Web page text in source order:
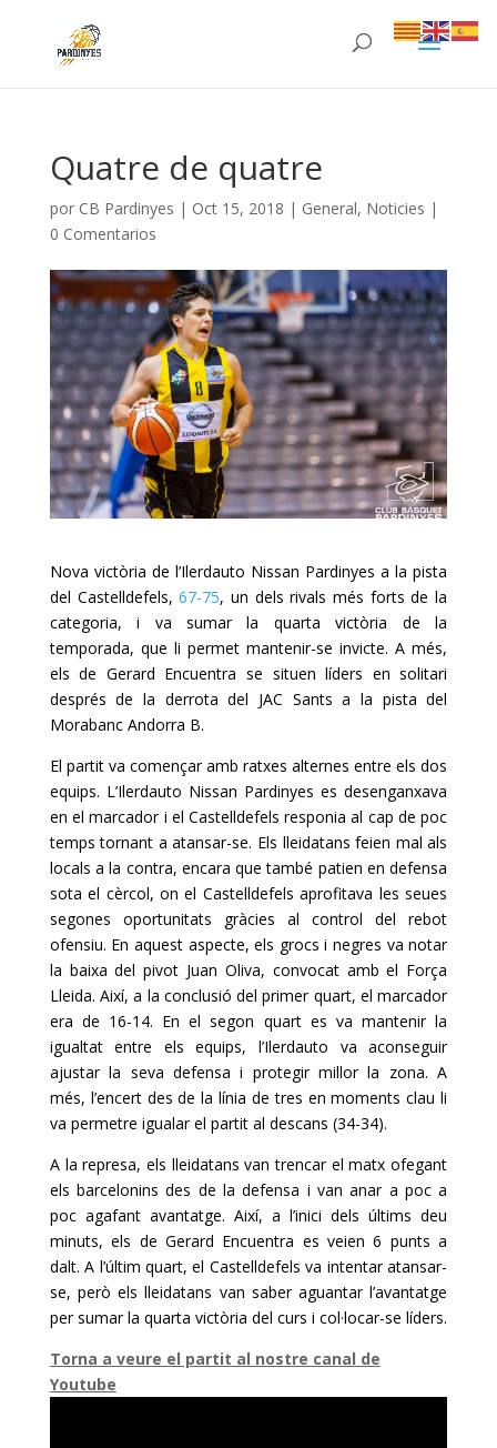
Quatre de quatre
por CB Pardinyes | Oct 15, 2018 | General, Noticies |
0 Comentarios
Nova victòria de l’Ilerdauto Nissan Pardinyes a la pista
del Castelldefels,67-75, un dels rivals més forts de la
categoria, i va sumar la quarta victòria de la
temporada, que li permet mantenir-se invicte. A més,
els de Gerard Encuentra se situen líders en solitari
després de la derrota del JAC Sants a la pista del
Morabanc Andorra B.
El partit va començar amb ratxes alternes entre els dos
equips. L’Ilerdauto Nissan Pardinyes es desenganxava
en el marcador i el Castelldefels responia al cap de poc
temps tornant a atansar-se. Els lleidatans feien mal als
locals a la contra, encara que també patien en defensa
sota el cèrcol, on el Castelldefels aprofitava les seues
segones oportunitats gràcies al control del rebot
ofensiu. En aquest aspecte, els grocs i negres va notar
la baixa del pivot Juan Oliva, convocat amb el Força
Lleida. Així, a la conclusió del primer quart, el marcador
era de 16-14. En el segon quart es va mantenir la
igualtat entre els equips, l’Ilerdauto va aconseguir
ajustar la seva defensa i protegir millor la zona. A
més, l’encert des de la línia de tres en moments clau li
va permetre igualar el partit al descans (34-34).
A la represa, els lleidatans van trencar el matx ofegant
els barcelonins des de la defensa i van anar a poc a
poc agafant avantatge. Així, a l’inici dels últims deu
minuts, els de Gerard Encuentra es veien 6 punts a
dalt. A l’últim quart, el Castelldefels va intentar atansar-
se, però els lleidatans van saber aguantar l’avantatge
per sumar la quarta victòria del curs i col·locar-se líders.
Torna a veure el partit al nostre canal de
Youtube